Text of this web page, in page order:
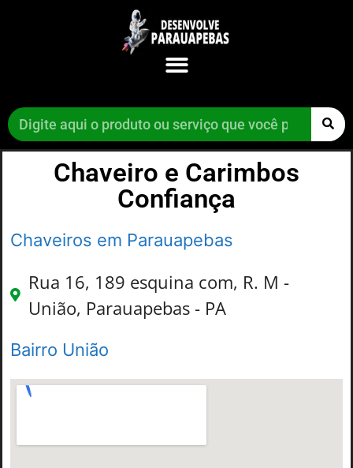
Chaveiro e Carimbos
Confiança
Chaveiros em Parauapebas
Rua 16, 189 esquina com, R. M -
União, Parauapebas - PA
Bairro União